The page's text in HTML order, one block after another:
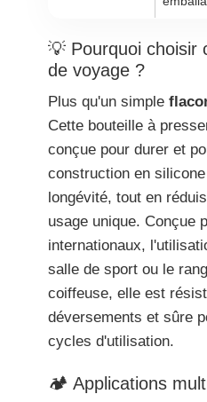
💡 Pourquoi choisir
de voyage ?
Plus qu'un simple
Cette bouteille à
conçue pour durer et
construction en
longévité, tout en
usage unique. Conçue
internationaux,
salle de sport ou le
coiffeuse, elle est
déversements et sûre
cycles d'utilisation.
🏕️ Applications